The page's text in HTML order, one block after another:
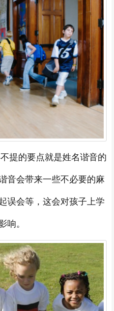
提的要点就是姓名谐音的
音会带来一些不必要的麻
误会等，这会对孩子上学
响。